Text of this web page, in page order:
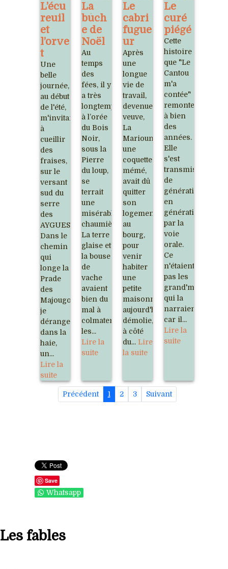
L’écu
reuil
et
l’orve
t
Une
belle
journée,
au début
de l'été,
m'invitait
à
cueillir
des
fraises,
sur le
versant
sud du
serre
des
AYGUES.
Dans le
chemin
qui
longe la
Prade
des
Majougou,
je
dérangeais,
dans la
haie,
un...
Lire la
suite
La
bûch
e de
Noël
Au
temps
des
fées, il y
a très
longtemps,
à l’orée
du Bois
Noir,
sous la
Pierre
du loup,
se
terrait
une
misérable
chaumière.
La terre
glaise et
la bouse
de
vache
avaient
bien du
mal à
colmater
les...
Lire la
suite
Le
cabri
fugue
ur
Après
une
longue
vie de
travail,
devenue
veuve,
La
Marioune,
une
coquette
mémé,
avait dû
quitter
son
logement
au
bourg,
pour
venir
habiter
une
petite
maisonnette,
aujourd'hui
démolie,
à côté
du... Lire
la suite
Le
curé
piégé
Cette
histoire
que "Le
Cantou
m'a
contée"
remonte
à bien
des
années.
Elle
s'est
transmise
de
génération
en
génération
par la
voie
orale.
Ce
n'étaient
pas les
grand'mères
qui la
narraient,
car il...
Lire la
suite
Précédent 1 2 3 Suivant
Save
Whatsapp
Les fables